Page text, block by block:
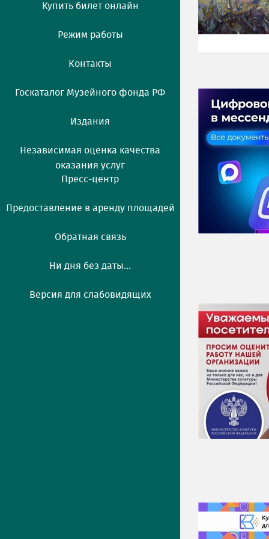
Купить билет онлайн
Режим работы
Контакты
Госкаталог Музейного фонда РФ
Издания
Независимая оценка качества
оказания услуг
Пресс-центр
Предоставление в аренду площадей
Обратная связь
Ни дня без даты...
Версия для слабовидящих